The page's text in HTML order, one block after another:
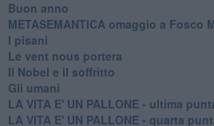
Buon anno
METASEMANTICA omaggio a Fosco
I pisani
Le vent nous portera
Il Nobel e il soffritto
Gli umani
LA VITA E' UN PALLONE - ultima
LA VITA E' UN PALLONE - quarta